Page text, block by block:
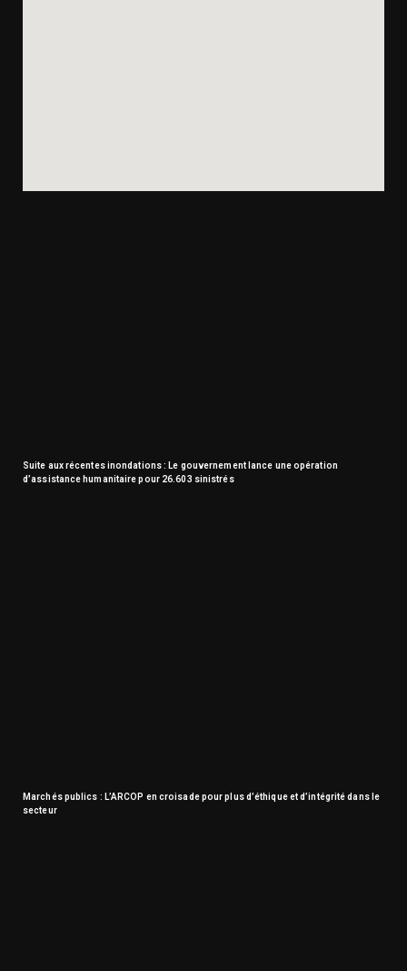
Suite aux récentes inondations : Le gouvernement lance une opération
d’assistance humanitaire pour 26.603 sinistrés
Marchés publics : L’ARCOP en croisade pour plus d’éthique et d’intégrité dans le
secteur